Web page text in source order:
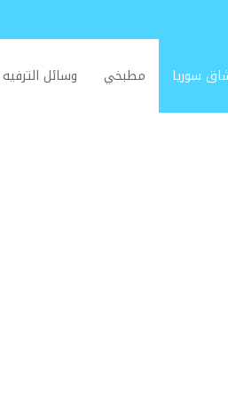
سوريا مطبخي وسائل الترفيه